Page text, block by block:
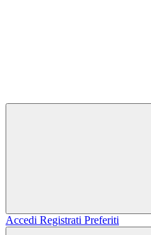
Accedi Registrati Preferiti